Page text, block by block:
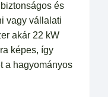
és
vagy vállalati
akár 22 kW
képes, így
a hagyományos